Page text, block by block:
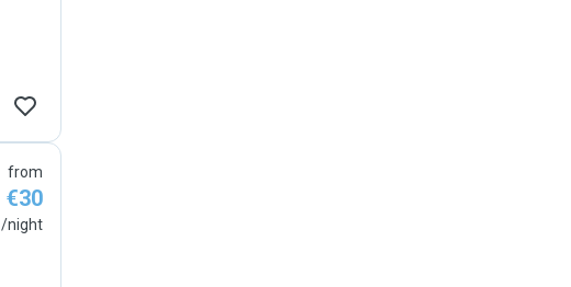
from
€30
/night